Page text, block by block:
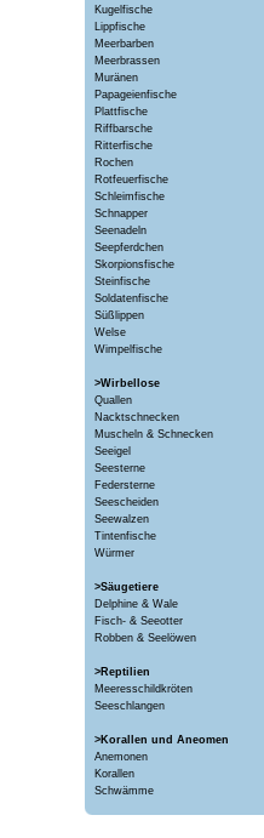
Kugelfische
Lippfische
Meerbarben
Meerbrassen
Muränen
Papageienfische
Plattfische
Riffbarsche
Ritterfische
Rochen
Rotfeuerfische
Schleimfische
Schnapper
Seenadeln
Seepferdchen
Skorpionsfische
Steinfische
Soldatenfische
Süßlippen
Welse
Wimpelfische
>Wirbellose
Quallen
Nacktschnecken
Muscheln & Schnecken
Seeigel
Seesterne
Federsterne
Seescheiden
Seewalzen
Tintenfische
Würmer
>Säugetiere
Delphine & Wale
Fisch- & Seeotter
Robben & Seelöwen
>Reptilien
Meeresschildkröten
Seeschlangen
>Korallen und Aneomen
Anemonen
Korallen
Schwämme